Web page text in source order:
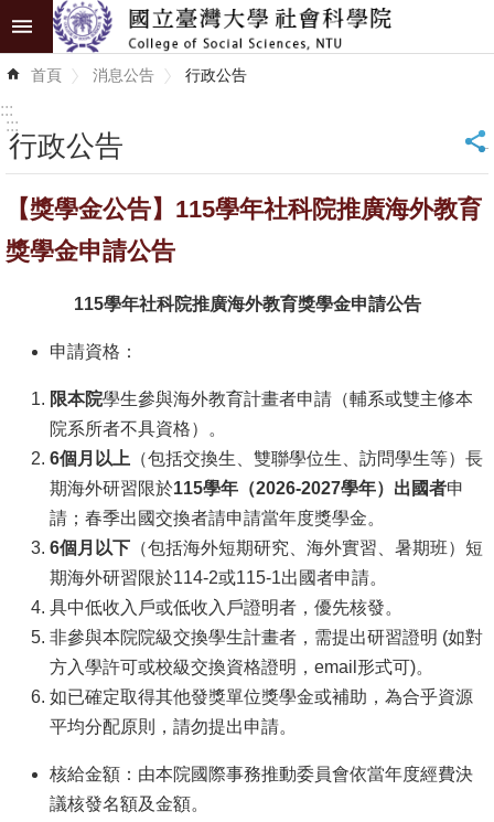
跳到主要內容區塊
進
階
識
學
術
位
研
際
高
首頁 消息公告 行政公告
:::
:::
行政公告 _
【獎學金公告】115學年社科院推廣海外教育
獎學金申請公告
115學年社科院推廣海外教育獎學金申請公告
申請資格：
限本院學生參與海外教育計畫者申請（輔系或雙主修本
院系所者不具資格）。
6個月以上 （包括交換生、雙聯學位生、訪問學生等）長
期海外研習限於115學年（2026-2027學年）出國者申
請；春季出國交換者請申請當年度獎學金。
6個月以下 （包括海外短期研究、海外實習、暑期班）短
期海外研習限於114-2或115-1出國者申請。
具中低收入戶或低收入戶證明者，優先核發。
非參與本院院級交換學生計畫者，需提出研習證明 (如對
方入學許可或校級交換資格證明，email形式可)。
如已確定取得其他發獎單位獎學金或補助，為合乎資源
平均分配原則，請勿提出申請。
核給金額：由本院國際事務推動委員會依當年度經費決
議核發名額及金額。